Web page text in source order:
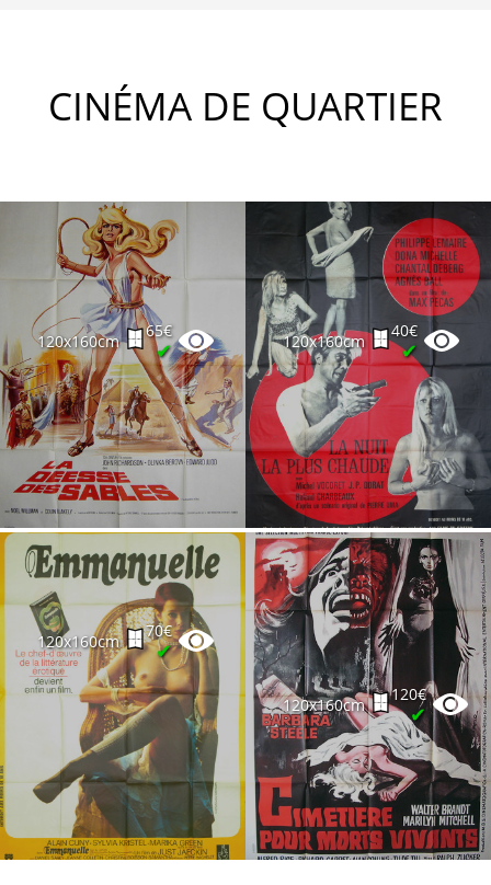
CINÉMA DE QUARTIER
120x160cm
65€
✔ 120x160cm
40€
✔
120x160cm
70€
✔
120x160cm
120€
✔